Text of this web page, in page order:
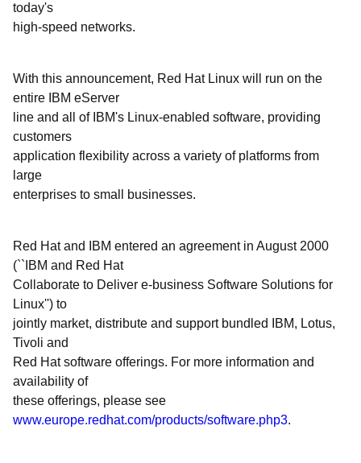
today's
high-speed networks.
With this announcement, Red Hat Linux will run on the
entire IBM eServer
line and all of IBM's Linux-enabled software, providing
customers
application flexibility across a variety of platforms from
large
enterprises to small businesses.
Red Hat and IBM entered an agreement in August 2000
(``IBM and Red Hat
Collaborate to Deliver e-business Software Solutions for
Linux'') to
jointly market, distribute and support bundled IBM, Lotus,
Tivoli and
Red Hat software offerings. For more information and
availability of
these offerings, please see
www.europe.redhat.com/products/software.php3.